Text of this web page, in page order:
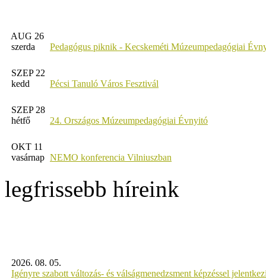
AUG 26
szerda
Pedagógus piknik - Kecskeméti Múzeumpedagógiai
SZEP 22
kedd
Pécsi Tanuló Város Fesztivál
SZEP 28
hétfő
24. Országos Múzeumpedagógiai Évnyitó
OKT 11
vasárnap NEMO konferencia Vilniuszban
legfrissebb híreink
2026. 08. 05.
Igényre szabott változás- és válságmenedzsment képzéssel